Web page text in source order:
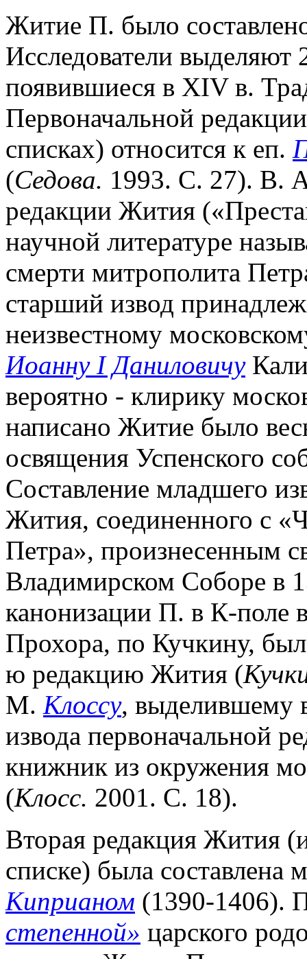
Житие П. было
Исследователи выделяют
появившиеся в XIV в.
Первоначальной
списках) относится к еп.
(Седова. 1993. С. 27). В.
редакции Жития
научной литературе
смерти митрополита
старший извод
неизвестному
Иоанну I Даниловичу
вероятно - клирику
написано Житие было
освящения Успенского
Составление младшего
Жития, соединенного с
Петра», произнесенным
Владимирском Соборе в
канонизации П. в К-поле
Прохора, по Кучкину,
ю редакцию Жития (
М. Клоссу, выделившему
извода первоначальной
книжник из окружения
(Клосс. 2001. С. 18).
Вторая редакция Жития
списке) была составлена
Киприаном (1390-1406).
степенной» царского